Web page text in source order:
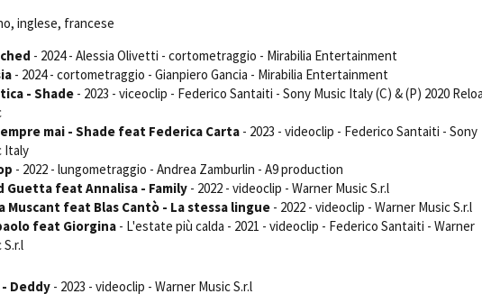
Bandi e gare Contatti Privacy Cookie policy Whistleblowing
inglese, francese
- 2024 - Alessia Olivetti - cortometraggio - Mirabilia Entertainment
- 2024 - cortometraggio - Gianpiero Gancia - Mirabilia Entertainment
- Shade- 2023 - viceoclip - Federico Santaiti - Sony Music Italy (C) & (P) 2020
mai - Shade feat Federica Carta- 2023 - videoclip - Federico Santaiti - Sony
Italy
- 2022 - lungometraggio - Andrea Zamburlin - A9 production
Guetta feat Annalisa - Family- 2022 - videoclip - Warner Music S.r.l
Muscant feat Blas Cantò - La stessa lingue- 2022 - videoclip - Warner Music S.r.l
feat Giorgina- L'estate più calda - 2021 - videoclip - Federico Santaiti - Warner
S.r.l
- Deddy- 2023 - videoclip - Warner Music S.r.l